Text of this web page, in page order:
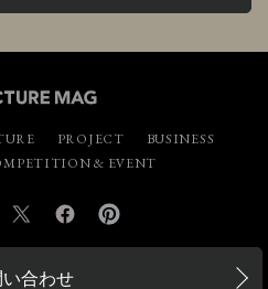
PROJECT
BUSINESS
& EVENT
Twitter Facebook
い合わせ